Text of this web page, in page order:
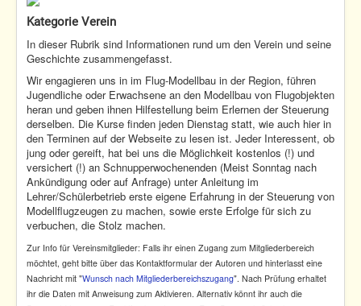
Nachwuchs
Verein
Home Verein
Kategorie Verein
In dieser Rubrik sind Informationen rund um den Verein und seine
Geschichte zusammengefasst.
Wir engagieren uns in im Flug-Modellbau in der Region, führen
Jugendliche oder Erwachsene an den Modellbau von Flugobjekten
heran und geben ihnen Hilfestellung beim Erlernen der Steuerung
derselben. Die Kurse finden jeden Dienstag statt, wie auch hier in
den Terminen auf der Webseite zu lesen ist. Jeder Interessent, ob
jung oder gereift, hat bei uns die Möglichkeit kostenlos (!) und
versichert (!) an Schnupperwochenenden (Meist Sonntag nach
Ankündigung oder auf Anfrage) unter Anleitung im
Lehrer/Schülerbetrieb erste eigene Erfahrung in der Steuerung von
Modellflugzeugen zu machen, sowie erste Erfolge für sich zu
verbuchen, die Stolz machen.
Zur Info für Vereinsmitglieder: Falls ihr einen Zugang zum Mitgliederbereich
möchtet, geht bitte über das Kontaktformular der Autoren und hinterlasst eine
Nachricht mit "Wunsch nach Mitgliederbereichszugang". Nach Prüfung erhaltet
ihr die Daten mit Anweisung zum Aktivieren. Alternativ könnt ihr auch die